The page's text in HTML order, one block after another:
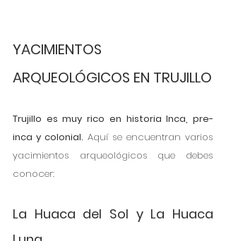
YACIMIENTOS
Trujillo es muy rico en historia Inca, pre-
inca y colonial. Aquí se encuentran varios
yacimientos arqueológicos que debes
conocer:
La Huaca del Sol y La Huaca